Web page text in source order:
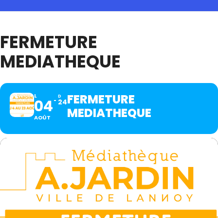
FERMETURE
MEDIATHEQUE
L
04
AOÛT
D
24FERMETURE
MEDIATHEQUE